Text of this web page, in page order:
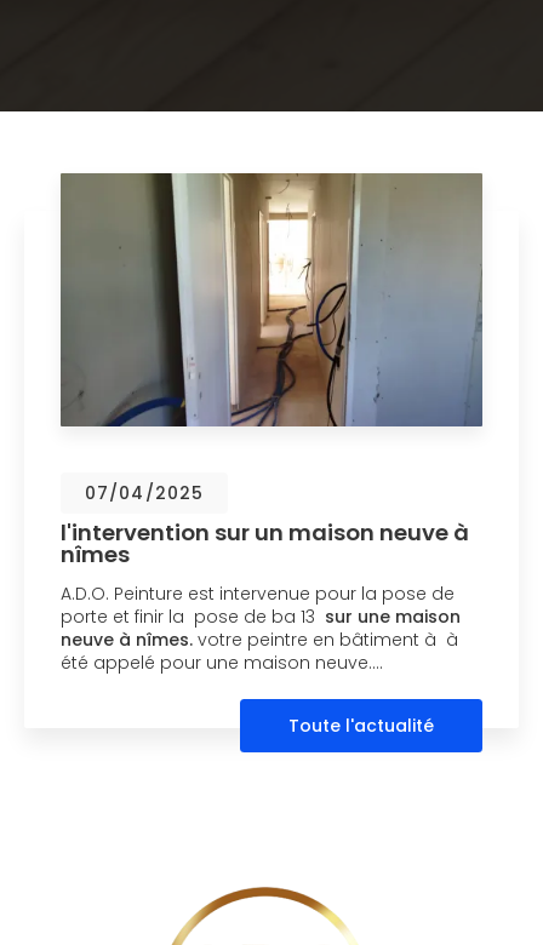
07/04/2025
l'intervention sur un maison neuve à
nîmes
A.D.O. Peinture est intervenue pour la pose de
porte et finir la pose de ba 13 sur une maison
neuve à nîmes. votre peintre en bâtiment à à
été appelé pour une maison neuve.…
Toute l'actualité